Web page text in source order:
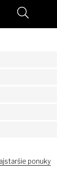
ponuky